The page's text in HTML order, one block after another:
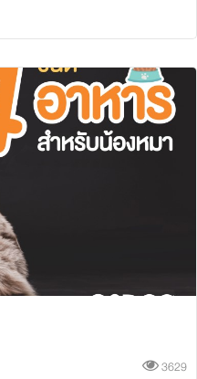
3629